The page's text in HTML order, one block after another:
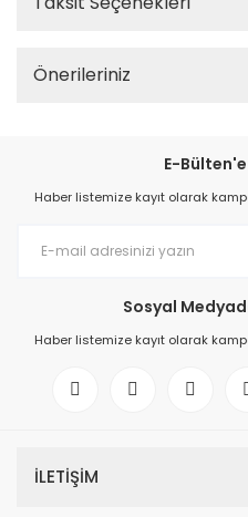
Önerileriniz
E-
Haber listemize kayıt olarak
Sosyal
Haber listemize kayıt olarak
İLETİŞİM